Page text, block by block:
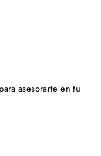
asesorarte en tu